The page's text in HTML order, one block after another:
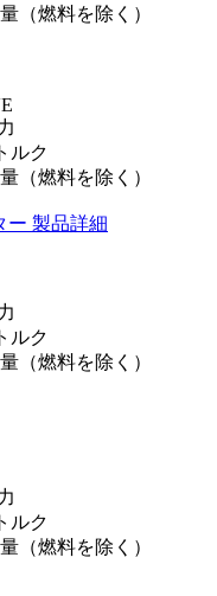
（燃料を除く）
ルク
（燃料を除く）
ー 製品詳細
ルク
（燃料を除く）
ルク
（燃料を除く）